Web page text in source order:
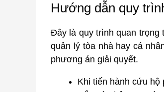
Hướng dẫn quy
Đây là quy trình quan trọng
quản lý tòa nhà hay cá
phương án giải quyết.
Khi tiến hành cứu hộ